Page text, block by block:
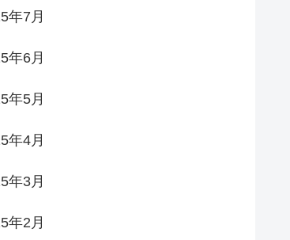
年7月
年6月
年5月
年4月
年3月
年2月